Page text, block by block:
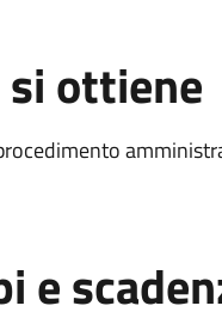
si ottiene
e